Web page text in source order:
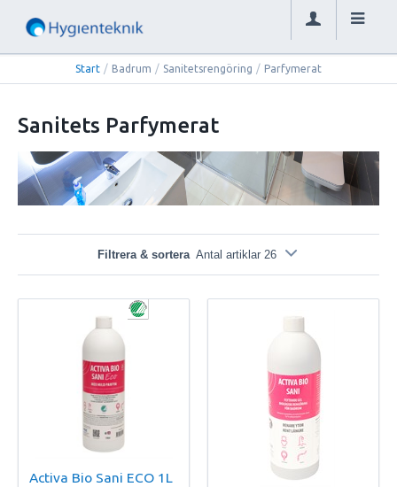
Start / Badrum / Sanitetsrengöring / Parfymerat
Sanitets Parfymerat
Filtrera & sortera Antal artiklar 26
Activa Bio Sani ECO 1L